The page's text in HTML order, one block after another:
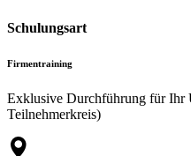
Schulungsart
Firmentraining
Exklusive Durchführung für Ihr
Teilnehmerkreis)